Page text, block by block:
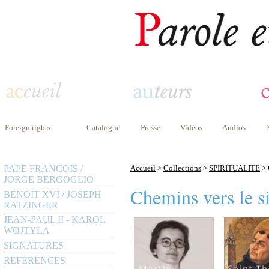
Foreign rights Catalogue Presse Vidéos Audios
PAPE FRANCOIS /
JORGE BERGOGLIO
BENOIT XVI / JOSEPH
RATZINGER
JEAN-PAUL II - KAROL
WOJTYLA
SIGNATURES
REFERENCES
Accueil > Collections > SPIRITUALITE >
Chemins vers le